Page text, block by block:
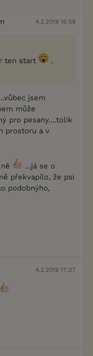
4.2.2019 16:58
ten start
.
jsem
může
pro pesany....tolik
prostoru a v
...já se o
překvapilo, že psi
podobnýho,
4.2.2019 17:27